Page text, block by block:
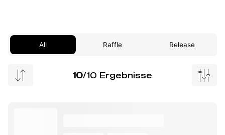
All Raffle Release
10/10 Ergebnisse